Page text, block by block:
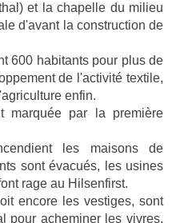
et la chapelle du milieu
d'avant la construction de
600 habitants pour plus de
de l'activité textile,
enfin.
marquée par la première
les maisons de
sont évacués, les usines
rage au Hilsenfirst.
encore les vestiges, sont
pour acheminer les vivres,